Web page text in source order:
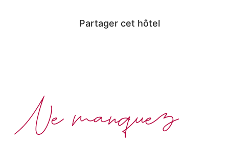
Partager cet hôtel
Ne manquez